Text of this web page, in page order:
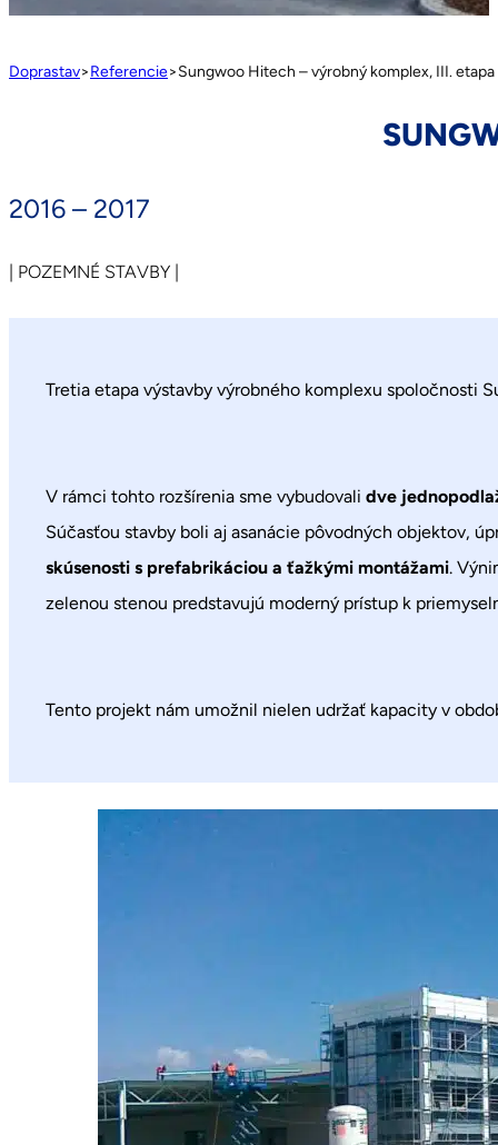
Doprastav>Referencie>Sungwoo Hitech – výrobný komplex, III. etapa
2016 – 2017
| POZEMNÉ STAVBY |
Tretia etapa výstavby výrobného komplexu spoločnosti
V rámci tohto rozšírenia sme vybudovalidve
Súčasťou stavby boli aj asanácie pôvodných objektov,
skúsenosti s prefabrikáciou a ťažkými montážami.
zelenou stenou predstavujú moderný prístup k
Tento projekt nám umožnil nielen udržať kapacity v